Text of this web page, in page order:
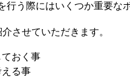
う際にはいくつか重要な
させていただきます。
おく事
る事